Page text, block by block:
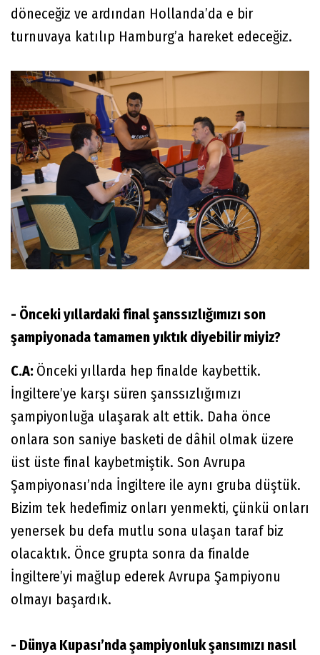
döneceğiz ve ardından Hollanda’da e bir
turnuvaya katılıp Hamburg’a hareket edeceğiz.
- Önceki yıllardaki final şanssızlığımızı son
şampiyonada tamamen yıktık diyebilir miyiz?
C.A: Önceki yıllarda hep finalde kaybettik.
İngiltere’ye karşı süren şanssızlığımızı
şampiyonluğa ulaşarak alt ettik. Daha önce
onlara son saniye basketi de dâhil olmak üzere
üst üste final kaybetmiştik. Son Avrupa
Şampiyonası’nda İngiltere ile aynı gruba düştük.
Bizim tek hedefimiz onları yenmekti, çünkü onları
yenersek bu defa mutlu sona ulaşan taraf biz
olacaktık. Önce grupta sonra da finalde
İngiltere’yi mağlup ederek Avrupa Şampiyonu
olmayı başardık.
- Dünya Kupası’nda şampiyonluk şansımızı nasıl